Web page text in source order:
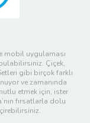
mobil uygulaması
Çiçek,
gibi birçok farklı
ve zamanında
etmek için, ister
fırsatlarla dolu